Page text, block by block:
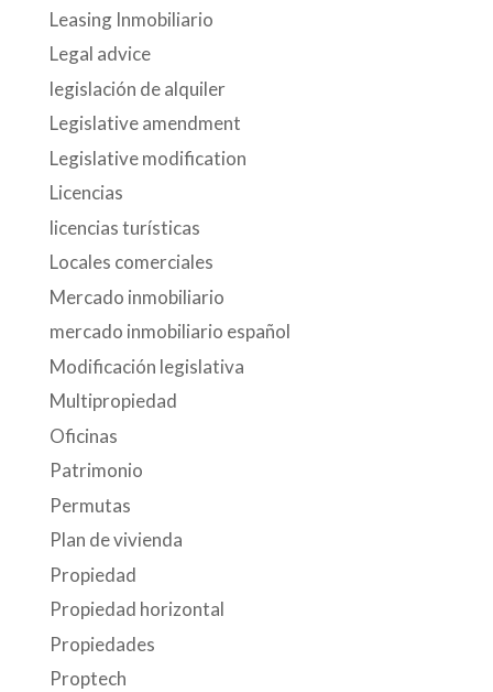
Leasing Inmobiliario
Legal advice
legislación de alquiler
Legislative amendment
Legislative modification
Licencias
licencias turísticas
Locales comerciales
Mercado inmobiliario
mercado inmobiliario español
Modificación legislativa
Multipropiedad
Oficinas
Patrimonio
Permutas
Plan de vivienda
Propiedad
Propiedad horizontal
Propiedades
Proptech